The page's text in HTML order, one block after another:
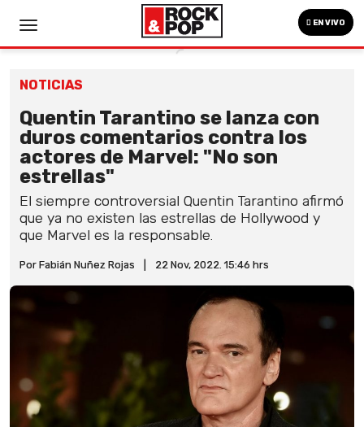
EN VIVO
NOTICIAS
Quentin Tarantino se lanza con
duros comentarios contra los
actores de Marvel: "No son
estrellas"
El siempre controversial Quentin Tarantino afirmó
que ya no existen las estrellas de Hollywood y
que Marvel es la responsable.
Por Fabián Nuñez Rojas 22 Nov, 2022. 15:46 hrs